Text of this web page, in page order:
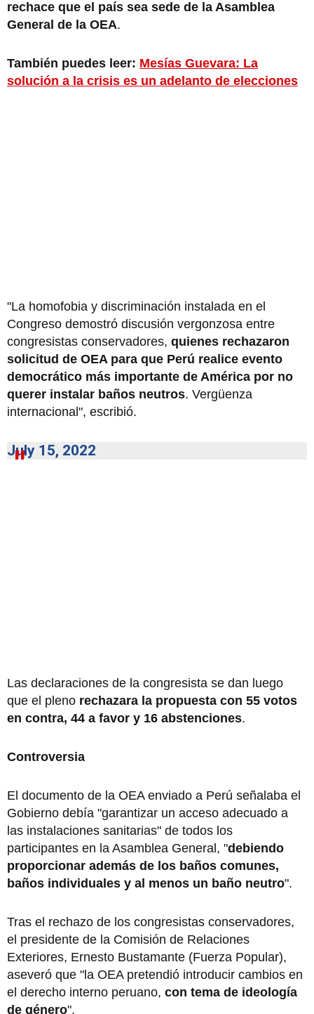
rechace que el país sea sede de la Asamblea
General de la OEA.
También puedes leer: Mesías Guevara: La
solución a la crisis es un adelanto de elecciones
"La homofobia y discriminación instalada en el
Congreso demostró discusión vergonzosa entre
congresistas conservadores, quienes rechazaron
solicitud de OEA para que Perú realice evento
democrático más importante de América por no
querer instalar baños neutros. Vergüenza
internacional", escribió.
July 15, 2022
Las declaraciones de la congresista se dan luego
que el pleno rechazara la propuesta con 55 votos
en contra, 44 a favor y 16 abstenciones.
Controversia
El documento de la OEA enviado a Perú señalaba el
Gobierno debía "garantizar un acceso adecuado a
las instalaciones sanitarias" de todos los
participantes en la Asamblea General, "debiendo
proporcionar además de los baños comunes,
baños individuales y al menos un baño neutro".
Tras el rechazo de los congresistas conservadores,
el presidente de la Comisión de Relaciones
Exteriores, Ernesto Bustamante (Fuerza Popular),
aseveró que "la OEA pretendió introducir cambios en
el derecho interno peruano, con tema de ideología
de género".